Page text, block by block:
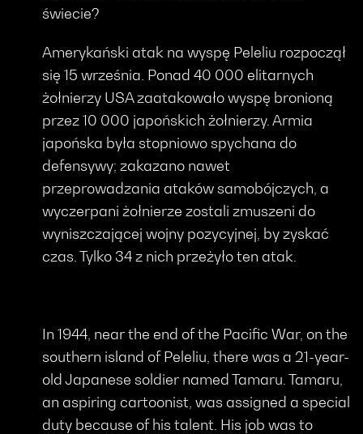
świecie?
Amerykański atak na wyspę Peleliu rozpoczął
się 15 września. Ponad 40 000 elitarnych
żołnierzy USA zaatakowało wyspę bronioną
przez 10 000 japońskich żołnierzy. Armia
japońska była stopniowo spychana do
defensywy; zakazano nawet
przeprowadzania ataków samobójczych, a
wyczerpani żołnierze zostali zmuszeni do
wyniszczającej wojny pozycyjnej, by zyskać
czas. Tylko 34 z nich przeżyło ten atak.
In 1944, near the end of the Pacific War, on the
southern island of Peleliu, there was a 21-year-
old Japanese soldier named Tamaru. Tamaru,
an aspiring cartoonist, was assigned a special
duty because of his talent. His job was to